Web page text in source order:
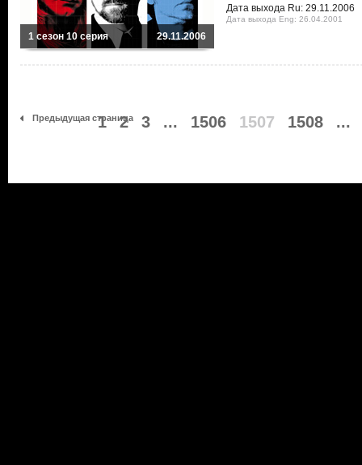
1 сезон 10 серия 29.11.2006
Дата выхода Ru: 29.11.2006
Дата выхода Eng: 26.04.2001
Предыдущая страница
1 2 3 ... 1506 1507 1508 ...